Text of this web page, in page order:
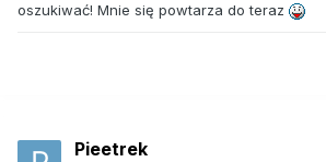
oszukiwać! Mnie się powtarza do teraz
Pieetrek